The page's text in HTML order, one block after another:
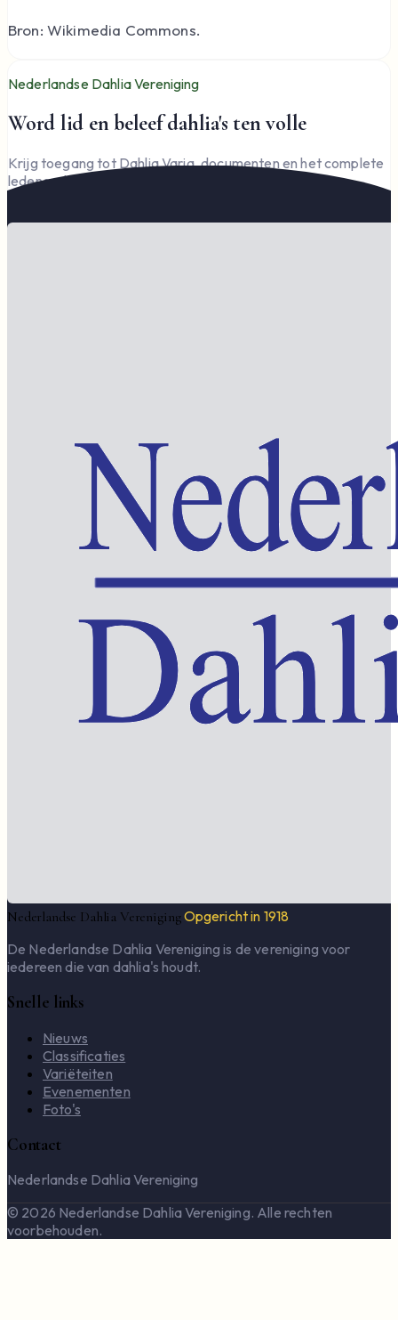
Bron: Wikimedia Commons.
Nederlandse Dahlia Vereniging
Word lid en beleef dahlia's ten volle
Krijg toegang tot Dahlia Varia, documenten en het complete
ledengedeelte — en steun de vereniging.
Nederlandse Dahlia VerenigingOpgericht in 1918
De Nederlandse Dahlia Vereniging is de vereniging voor
iedereen die van dahlia's houdt.
Snelle links
Nieuws
Classificaties
Variëteiten
Evenementen
Foto's
Contact
Nederlandse Dahlia Vereniging
© 2026 Nederlandse Dahlia Vereniging. Alle rechten
voorbehouden.